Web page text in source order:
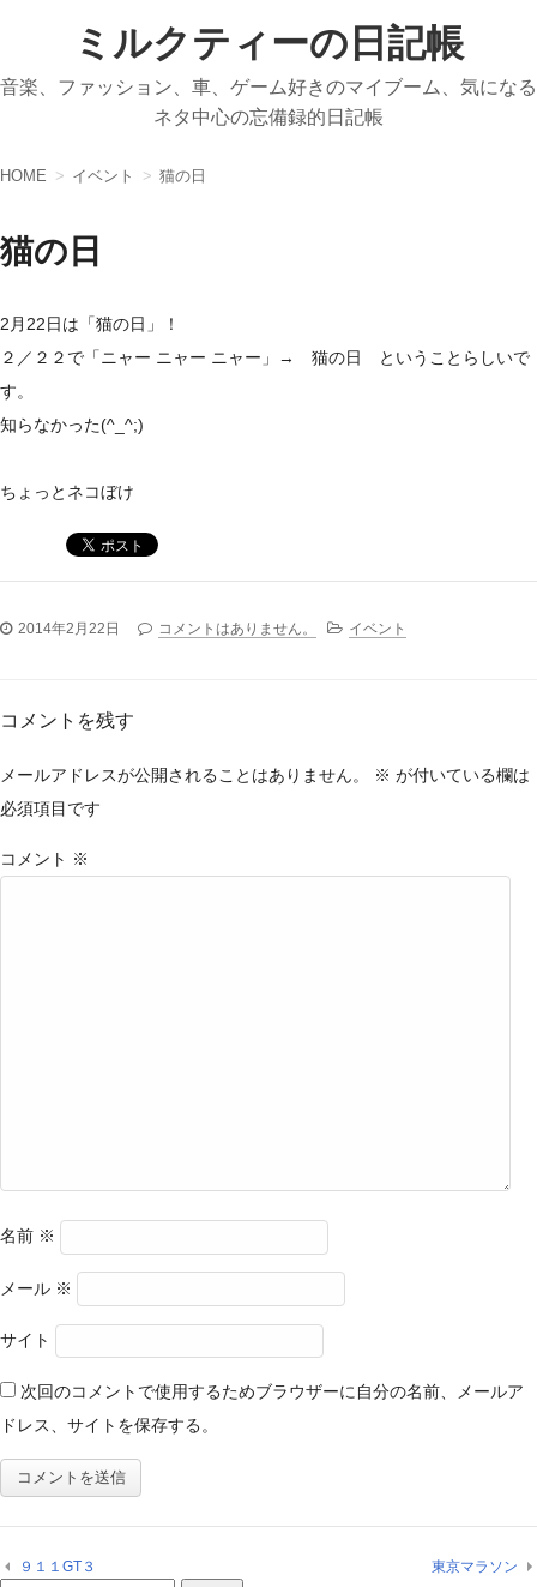
ミルクティーの日記帳
音楽、ファッション、車、ゲーム好きのマイブーム、気になる
ネタ中心の忘備録的日記帳
HOME イベント 猫の日
猫の日
2月22日は「猫の日」！
２／２２で「ニャー ニャー ニャー」→ 猫の日 ということらしいで
す。
知らなかった(^_^;)
ちょっとネコぼけ
2014年2月22日 コメントはありません。 イベント
コメントを残す
メールアドレスが公開されることはありません。 ※ が付いている欄は
必須項目です
コメント ※
名前 ※
メール ※
サイト
次回のコメントで使用するためブラウザーに自分の名前、メールア
ドレス、サイトを保存する。
９１１GT３ 東京マラソン